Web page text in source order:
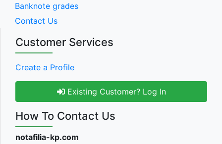
Banknote grades
Contact Us
Customer Services
Create a Profile
Existing Customer? Log In
How To Contact Us
notafilia-kp.com